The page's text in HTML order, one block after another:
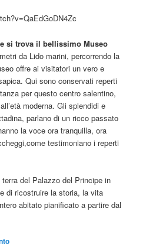
si trova il bellissimo Museo
da Lido marini, percorrendo la
offre ai visitatori un vero e
Qui sono conservati reperti
per questo centro salentino,
moderna. Gli splendidi e
parlano di un ricco passato
la voce ora tranquilla, ora
testimoniano i reperti
del Palazzo del Principe in
di ricostruire la storia, la vita
abitato pianificato a partire dal